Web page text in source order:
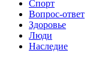
Спорт
Вопрос-ответ
Здоровье
Люди
Наследие